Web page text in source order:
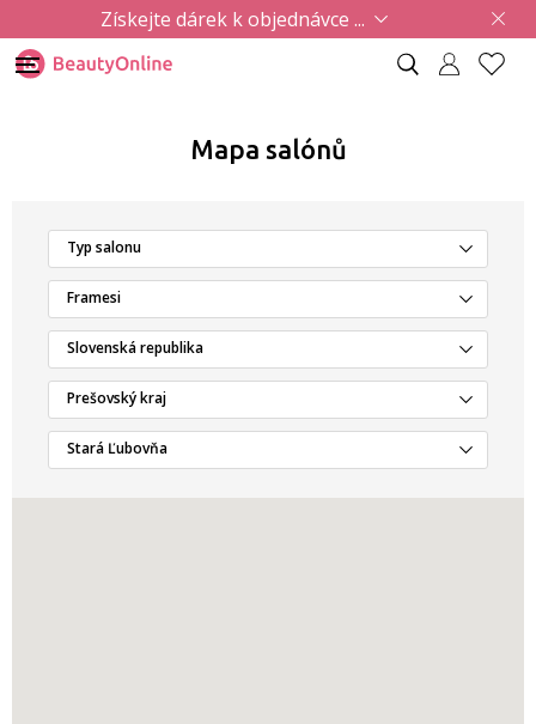
Získejte dárek k objednávce ...
Mapa salónů
Typ salonu
Framesi
Slovenská republika
Prešovský kraj
Stará Ľubovňa